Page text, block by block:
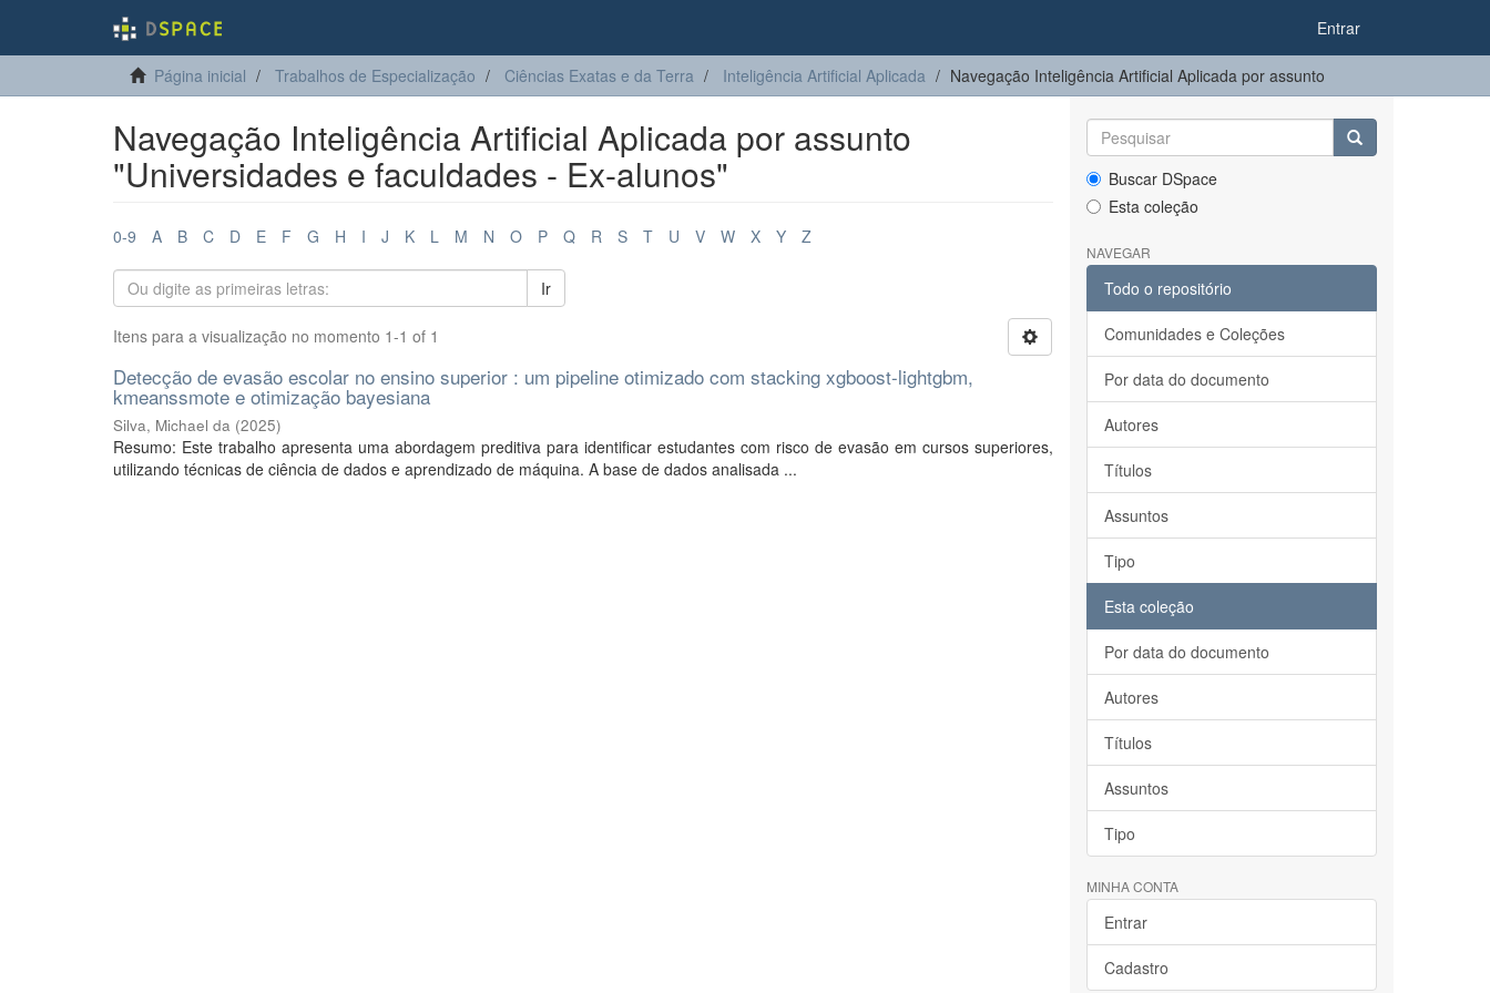
Entrar
Página inicial Trabalhos de Especialização Ciências Exatas e da Terra Inteligência Artificial Aplicada Navegação Inteligência Artificial Aplicada por assunto
Navegação Inteligência Artificial Aplicada por assunto
"Universidades e faculdades - Ex-alunos"
0-9 A B C D E F G H I J K L M N O P Q R S T U V W X Y Z
Ir
Itens para a visualização no momento 1-1 of 1
Detecção de evasão escolar no ensino superior : um pipeline otimizado com stacking xgboost-lightgbm,
kmeanssmote e otimização bayesiana
Silva, Michael da (2025)
Resumo: Este trabalho apresenta uma abordagem preditiva para identificar estudantes com risco de evasão em cursos superiores,
utilizando técnicas de ciência de dados e aprendizado de máquina. A base de dados analisada ...
Buscar DSpace
Esta coleção
NAVEGAR
Todo o repositório
Comunidades e Coleções
Por data do documento
Autores
Títulos
Assuntos
Tipo
Esta coleção
Por data do documento
Autores
Títulos
Assuntos
Tipo
MINHA CONTA
Entrar
Cadastro